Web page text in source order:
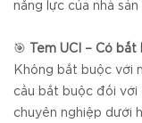
năng lực của nhà sản
🎯
Tem UCI – Có
Không bắt buộc với
cầu bắt buộc đối với
chuyên nghiệp dưới